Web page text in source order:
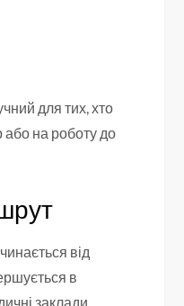
для тих, хто
на роботу до
від
в
заклади,